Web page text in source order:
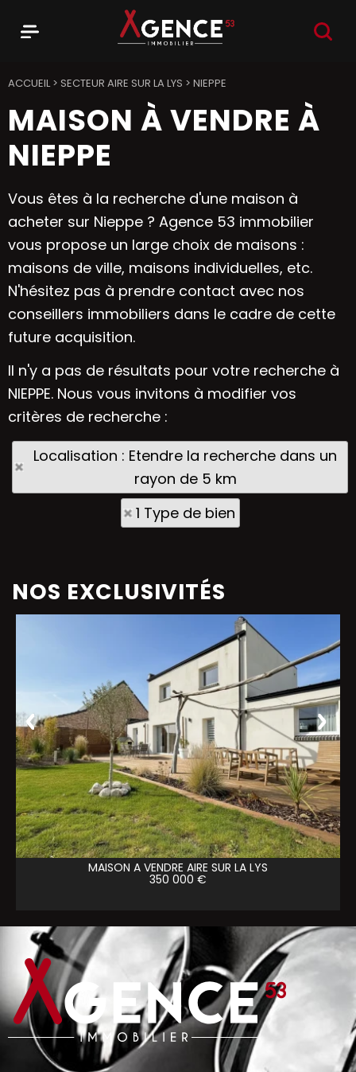
ACCUEIL> SECTEUR AIRE SUR LA LYS > NIEPPE
MAISON À VENDRE À
NIEPPE
Vous êtes à la recherche d'une maison à
acheter sur Nieppe ? Agence 53 immobilier
vous propose un large choix de maisons :
maisons de ville, maisons individuelles, etc.
N'hésitez pas à prendre contact avec nos
conseillers immobiliers dans le cadre de cette
future acquisition.
Il n'y a pas de résultats pour votre recherche à
NIEPPE. Nous vous invitons à modifier vos
critères de recherche :
Localisation : Etendre la recherche dans un
rayon de 5 km
1 Type de bien
NOS EXCLUSIVITÉS
MAISON A VENDRE AIRE SUR LA LYS
350 000 €